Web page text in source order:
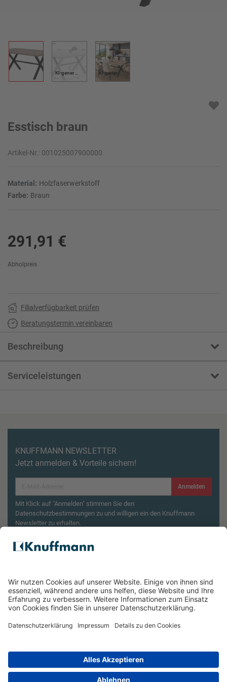
KI-generiert KI-generiert
Esstisch braun
Artikel-Nr.: 001025007900000
Material: Holzfaserwerkstoff
Farbe: Braun
291,91 €
Abholpreis
Filialverfügbarkeit prüfen
Beratungstermin vereinbaren
Beschreibung
Serviceleistungen
KNUFFMANN NEWSLETTER
Jetzt anmelden & Vorteile sichern!
Anmelden
Mit Klick auf "Anmelden" stimmen Sie den
Datenschutzbestimmungen zu und willigen ein den Knuffmann
Newsletter zu erhalten.
Aktionsbedingungen¹
Wasserkocher